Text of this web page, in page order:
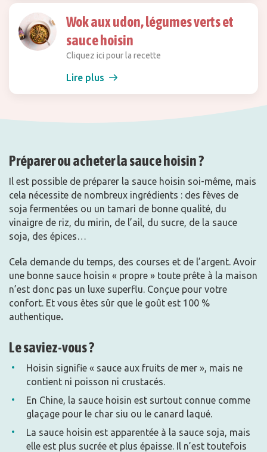
Wok aux udon, légumes verts et
sauce hoisin
Cliquez ici pour la recette
Lire plus
Préparer ou acheter la sauce hoisin ?
Il est possible de préparer la sauce hoisin soi-même, mais
cela nécessite de nombreux ingrédients : des fèves de
soja fermentées ou un tamari de bonne qualité, du
vinaigre de riz, du mirin, de l’ail, du sucre, de la sauce
soja, des épices…
Cela demande du temps, des courses et de l’argent. Avoir
une bonne sauce hoisin « propre » toute prête à la maison
n’est donc pas un luxe superflu. Conçue pour votre
confort. Et vous êtes sûr que le goût est 100 %
authentique.
Le saviez-vous ?
Hoisin signifie « sauce aux fruits de mer », mais ne
contient ni poisson ni crustacés.
En Chine, la sauce hoisin est surtout connue comme
glaçage pour le char siu ou le canard laqué.
La sauce hoisin est apparentée à la sauce soja, mais
elle est plus sucrée et plus épaisse. Il n’est toutefois